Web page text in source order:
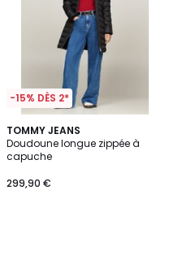
-15% DÈS 2*
TOMMY JEANS
Doudoune longue zippée à
capuche
299,90 €